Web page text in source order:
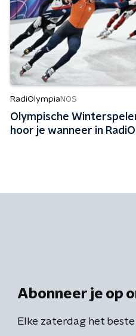
RadiOlympiaNOS
Olympische
hoor je wanneer in
Abonneer je op
Elke zaterdag het beste